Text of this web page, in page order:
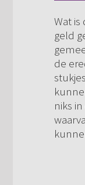
Wat
geld
de
niks